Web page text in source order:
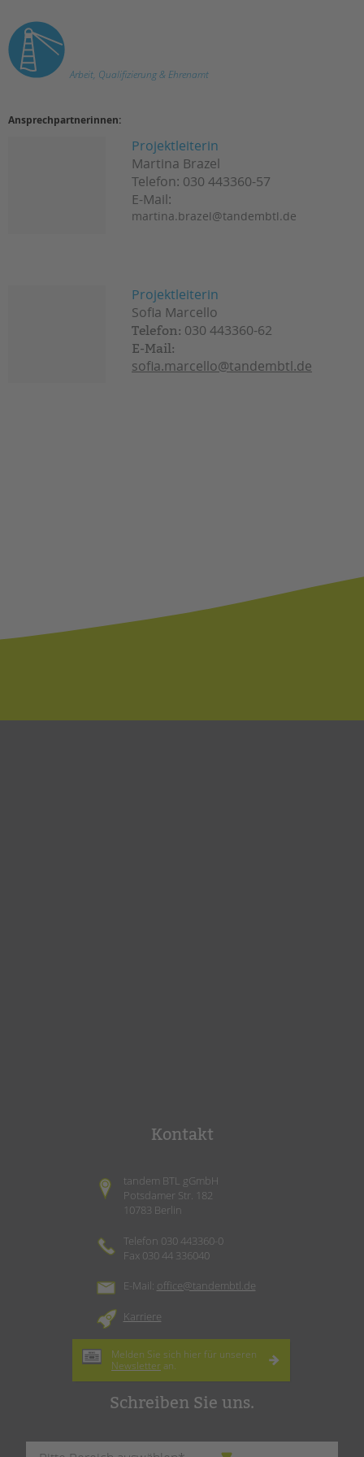
KARRIERE
Stellenangebote
tandem als Arbeitgeberin
Arbeit, Qualifizierung & Ehrenamt
Ansprechpartnerinnen:
Projektleiterin
Martina Brazel
Telefon: 030 443360-57
E-Mail:
martina.brazel@tandembtl.de
Projektleiterin
Sofia Marcello
Telefon: 030 443360-62
E-Mail:
sofia.marcello@tandembtl.de
Kontakt
tandem BTL gGmbH
Potsdamer Str. 182
10783 Berlin
Telefon 030 443360-0
Fax 030 44 336040
E-Mail: office@tandembtl.de
Karriere
Melden Sie sich hier für unseren
Newsletter an.
Schreiben Sie uns.